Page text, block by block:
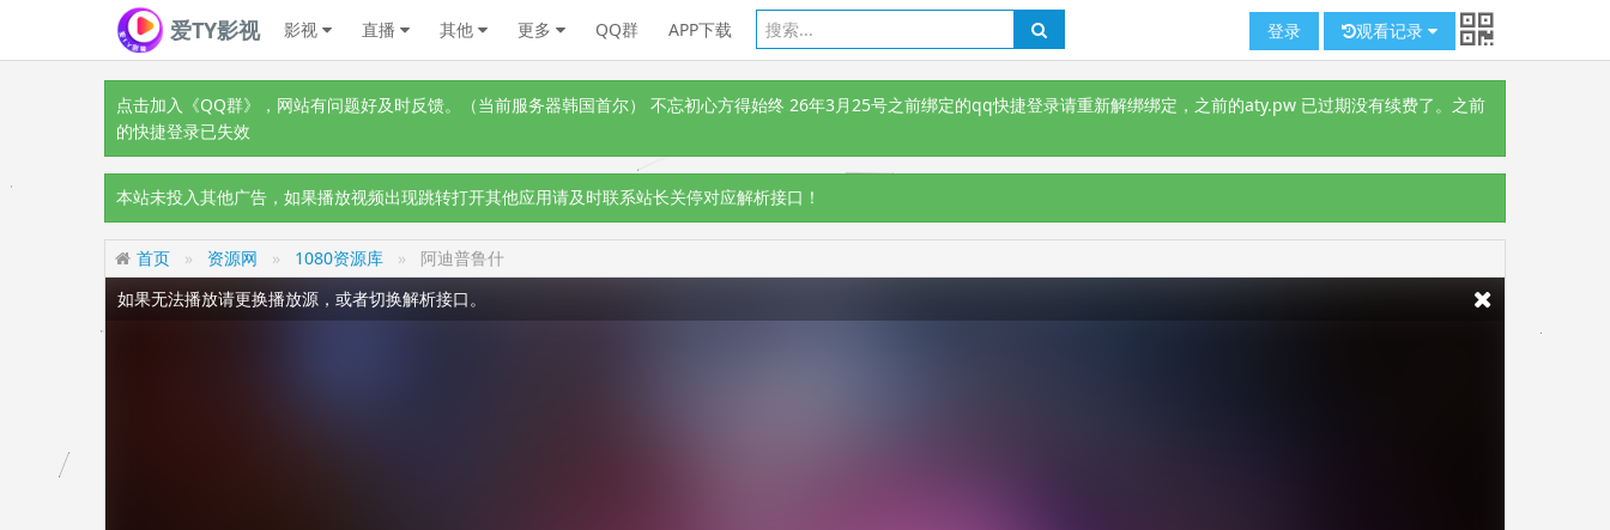
爱TY影视 影视 直播 其他 更多 QQ群 APP下载 登录 观看记录
点击加入《QQ群》
，网站有问题好及时反馈。（当前服务器韩国首尔） 不忘初心方得始终 26年3月25号之前绑定的qq快捷登录请重新解绑绑定，之前的aty.pw 已过期没有续费了。之前
的快捷登录已失效
本站未投入其他广告，如果播放视频出现跳转打开其他应用请及时联系站长关停对应解析接口！
首页 资源网 1080资源库
阿迪普鲁什
如果无法播放请更换播放源，或者切换解析接口。